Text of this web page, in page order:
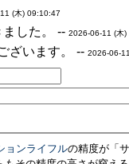
(木) 09:10:47
した。 -- 2026-06-11 (木
ざいます。 -- 2026-06-
ョンライフルの精度が「